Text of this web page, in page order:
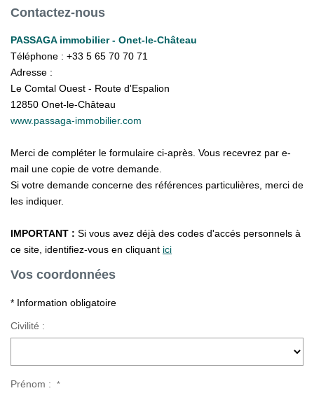
Estimation
Nos Biens Vendus
FAIRE GÉRER
L'assurance
Nos Biens Loués
SYNDIC
À PROPOS DE NOUS
Notre Équipe
Contactez-nous
PASSAGA immobilier - Onet-le-Château
Téléphone : +33 5 65 70 70 71
Adresse :
Le Comtal Ouest - Route d'Espalion
12850 Onet-le-Château
www.passaga-immobilier.com
Merci de compléter le formulaire ci-après. Vous recevrez par e-
mail une copie de votre demande.
Si votre demande concerne des références particulières, merci de
les indiquer.
IMPORTANT : Si vous avez déjà des codes d'accés personnels à
ce site, identifiez-vous en cliquant ici
Vos coordonnées
* Information obligatoire
Civilité :
Prénom : *